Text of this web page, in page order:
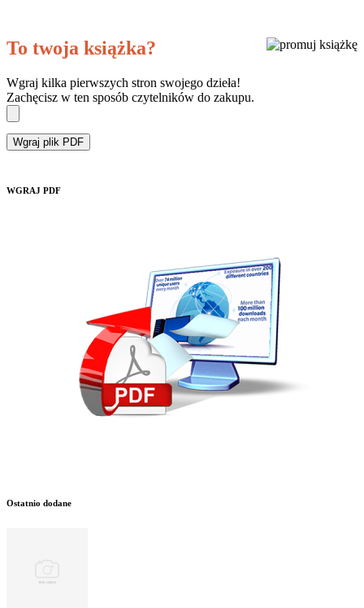
To twoja książka?
Wgraj kilka pierwszych stron swojego dzieła!
Zachęcisz w ten sposób czytelników do zakupu.
Wgraj plik PDF
WGRAJ PDF
Ostatnio dodane